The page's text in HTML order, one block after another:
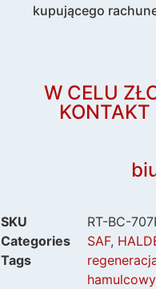
kupującego
W CELU
SKU
RT-BC-
Categories
SAF,
Tags
hamulcowy